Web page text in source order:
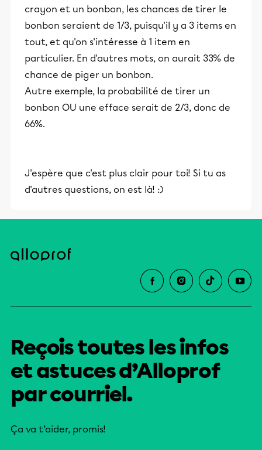
crayon et un bonbon, les chances de tirer le
bonbon seraient de 1/3, puisqu'il y a 3 items en
tout, et qu'on s'intéresse à 1 item en
particulier. En d'autres mots, on aurait 33% de
chance de piger un bonbon.
Autre exemple, la probabilité de tirer un
bonbon OU une efface serait de 2/3, donc de
66%.
J'espère que c'est plus clair pour toi! Si tu as
d'autres questions, on est là! :)
Reçois toutes les infos
et astuces d’Alloprof
par courriel.
Ça va t’aider, promis!